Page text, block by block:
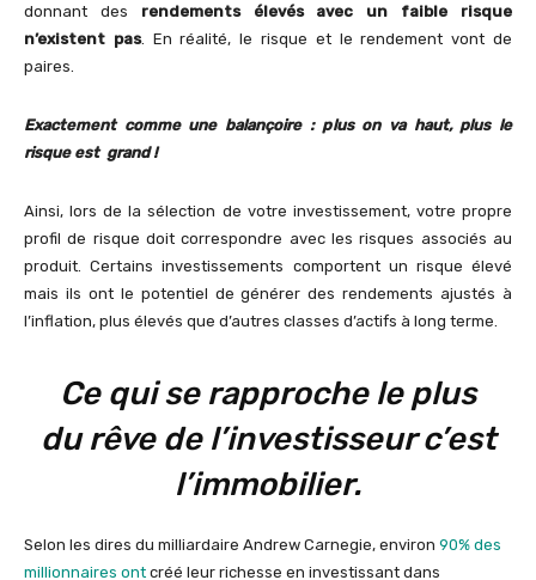
donnant des rendements élevés avec un faible risque
n’existent pas. En réalité, le risque et le rendement vont de
paires.
Exactement comme une balançoire : plus on va haut, plusle
risque est grand !
Ainsi, lors de la sélection de votre investissement, votre propre
profil de risque doit correspondre avec les risques associés au
produit. Certains investissements comportent un risque élevé
mais ils ont le potentiel de générer des rendements ajustés à
l’inflation, plus élevés que d’autres classes d’actifs à long terme.
Ce qui se rapproche le plus
du rêve de l’investisseur c’est
l’immobilier.
Selon les dires du milliardaire Andrew Carnegie, environ 90% des
millionnaires ont créé leur richesse en investissant dans